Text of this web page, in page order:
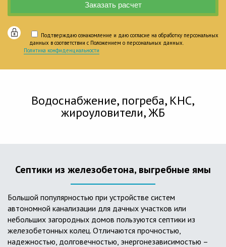
Подтверждаю ознакомление и даю согласие на обработку персональных
данных в соответствии с Положением о персональных данных.
Политика конфиденциальности
Водоснабжение, погреба, КНС,
жироуловители, ЖБ
Септики из железобетона, выгребные ямы
Большой популярностью при устройстве систем
автономной канализации для дачных участков или
небольших загородных домов пользуются септики из
железобетонных колец. Отличаются прочностью,
надежностью, долговечностью, энергонезависимостью –